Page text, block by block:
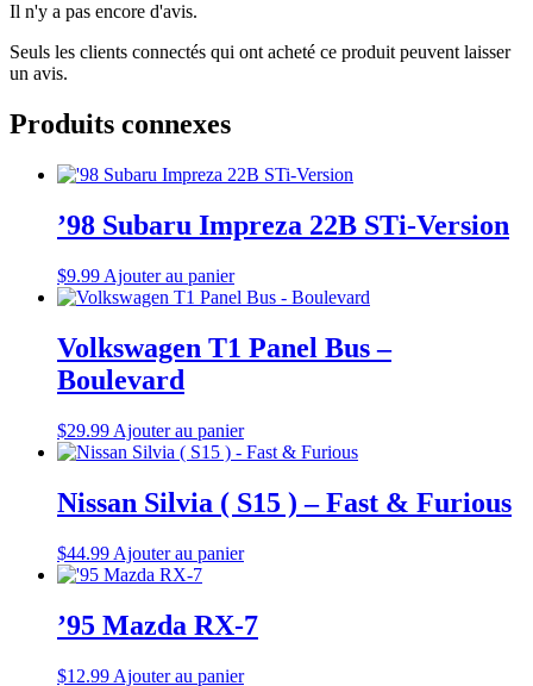
Il n'y a pas encore d'avis.
Seuls les clients connectés qui ont acheté ce produit peuvent laisser
un avis.
Produits connexes
’98 Subaru Impreza 22B STi-Version
$9.99 Ajouter au panier
Volkswagen T1 Panel Bus –
Boulevard
$29.99 Ajouter au panier
Nissan Silvia ( S15 ) – Fast & Furious
$44.99 Ajouter au panier
’95 Mazda RX-7
$12.99 Ajouter au panier